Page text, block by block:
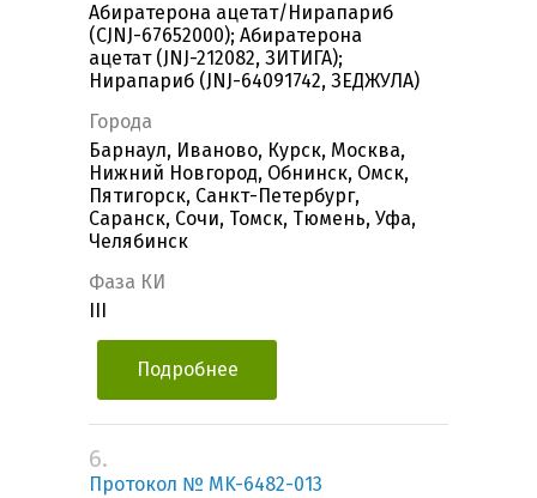
Абиратерона ацетат/Нирапариб
(CJNJ-67652000); Абиратерона
ацетат (JNJ-212082, ЗИТИГА);
Нирапариб (JNJ-64091742, ЗЕДЖУЛА)
Города
Барнаул, Иваново, Курск, Москва,
Нижний Новгород, Обнинск, Омск,
Пятигорск, Санкт-Петербург,
Саранск, Сочи, Томск, Тюмень, Уфа,
Челябинск
Фаза КИ
Подробнее
6.
Протокол № MK-6482-013